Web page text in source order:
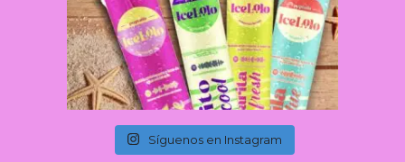
Síguenos en Instagram